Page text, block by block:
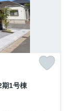
1号棟